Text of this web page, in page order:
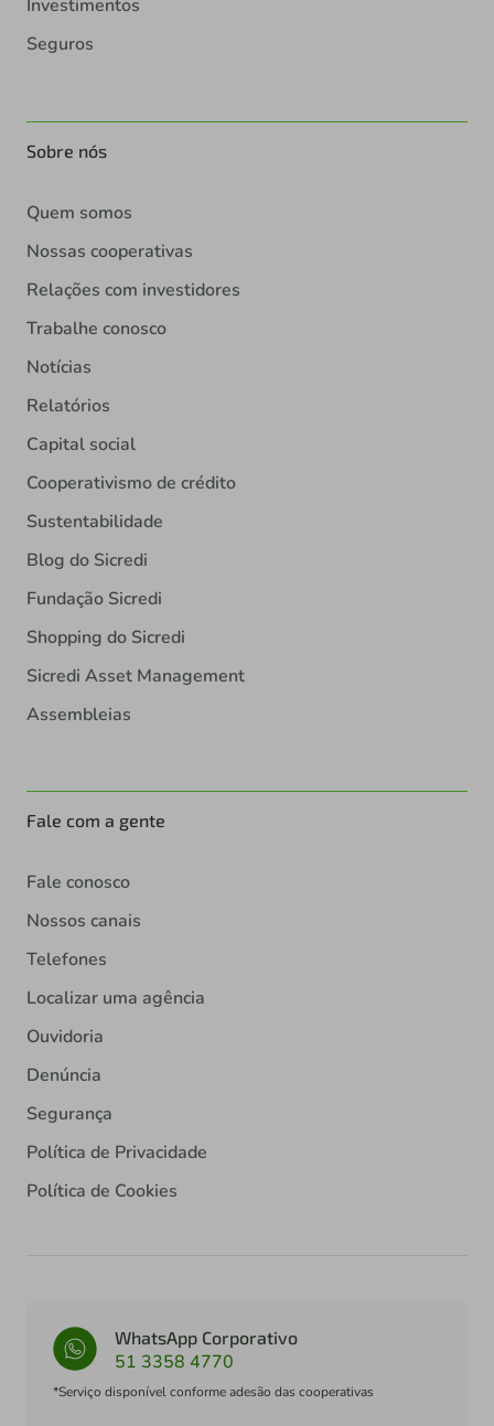
Investimentos
Seguros
Sobre nós
Quem somos
Nossas cooperativas
Relações com investidores
Trabalhe conosco
Notícias
Relatórios
Capital social
Cooperativismo de crédito
Sustentabilidade
Blog do Sicredi
Fundação Sicredi
Shopping do Sicredi
Sicredi Asset Management
Assembleias
Fale com a gente
Fale conosco
Nossos canais
Telefones
Localizar uma agência
Ouvidoria
Denúncia
Segurança
Política de Privacidade
Política de Cookies
WhatsApp Corporativo
51 3358 4770
*Serviço disponível conforme adesão das cooperativas